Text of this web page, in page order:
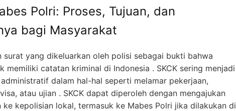
Polri: Proses, Tujuan, dan
bagi Masyarakat
surat yang dikeluarkan oleh polisi sebagai bukti bahwa
memiliki catatan kriminal di Indonesia . SKCK sering menjadi
dalam hal-hal seperti melamar pekerjaan,
atau ujian . SKCK dapat diperoleh dengan mengajukan
ke kepolisian lokal, termasuk ke Mabes Polri jika dilakukan di